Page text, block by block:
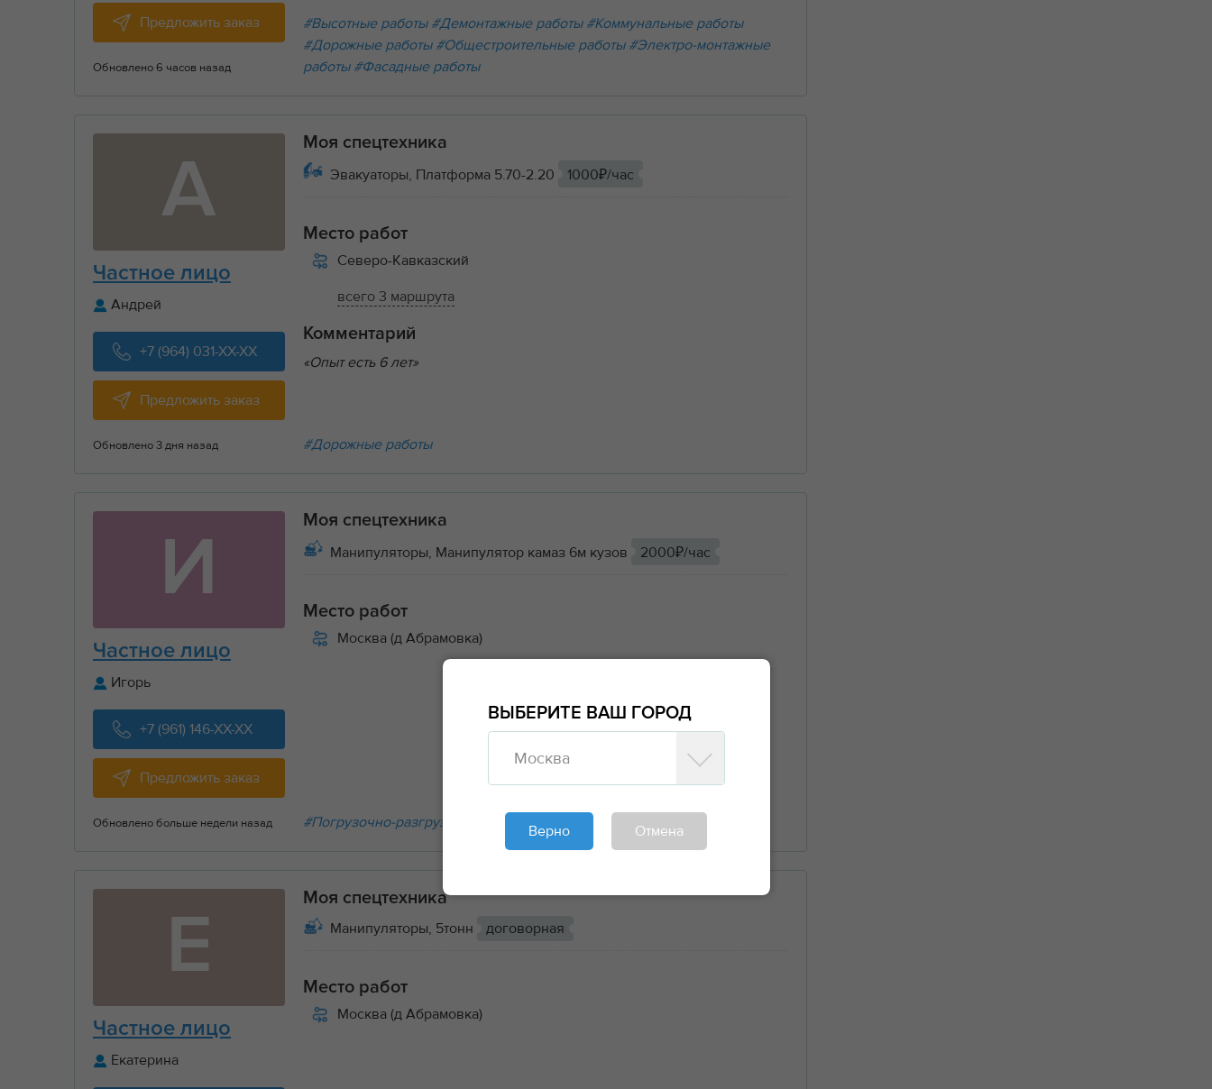
Предложить заказ
Обновлено 6 часов назад
#Высотные работы #Демонтажные работы #Коммунальные работы
#Дорожные работы #Общестроительные работы #Электро-монтажные
работы #Фасадные работы
А
Частное лицо
Андрей
+7 (964) 031-XX-XX
Предложить заказ
Обновлено 3 дня назад
Моя спецтехника
Эвакуаторы, Платформа 5.70-2.20
1000₽/час
Место работ
Северо-Кавказский
всего 3 маршрута
Комментарий
«Опыт есть 6 лет»
#Дорожные работы
И
Частное лицо
Игорь
+7 (961) 146-XX-XX
Предложить заказ
Обновлено больше недели назад
Моя спецтехника
Манипуляторы, Манипулятор камаз 6м кузов
2000₽/час
Место работ
Москва (д Абрамовка)
#Погрузочно-разгрузочные работы
Е
Частное лицо
Екатерина
Моя спецтехника
Манипуляторы, 5тонн
договорная
Место работ
Москва (д Абрамовка)
ВЫБЕРИТЕ ВАШ ГОРОД
Москва
Верно Отмена